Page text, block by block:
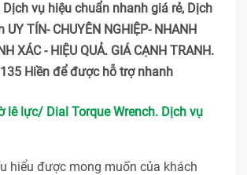
Dịch vụ hiệu chuẩn nhanh giá rẻ, Dịch
TÍN- CHUYÊN NGHIỆP- NHANH
XÁC - HIỆU QUẢ. GIÁ CẠNH TRANH.
Hiền để được hỗ trợ nhanh
lê lực/ Dial Torque Wrench. Dịch vụ
hiểu được mong muốn của khách